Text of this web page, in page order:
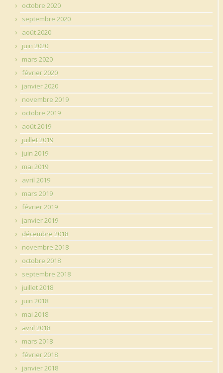
octobre 2020
septembre 2020
août 2020
juin 2020
mars 2020
février 2020
janvier 2020
novembre 2019
octobre 2019
août 2019
juillet 2019
juin 2019
mai 2019
avril 2019
mars 2019
février 2019
janvier 2019
décembre 2018
novembre 2018
octobre 2018
septembre 2018
juillet 2018
juin 2018
mai 2018
avril 2018
mars 2018
février 2018
janvier 2018